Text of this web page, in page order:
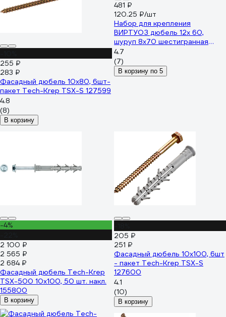
255 ₽
283 ₽
Фасадный дюбель 10х80, 6шт-
пакет Tech-Krep TSX-S 127599
4.8
(8)
В корзину
481 ₽
120.25 ₽/шт
Набор для крепления
ВИРТУОЗ дюбель 12х 60,
шуруп 8х70 шестигранная
головка, 4 шт. 00149
4.7
(7)
В корзину по 5
-4%
2 100 ₽
2 565 ₽
2 684 ₽
Фасадный дюбель Tech-Krep
TSX-500 10x100, 50 шт. накл.
155800
В корзину
205 ₽
251 ₽
Фасадный дюбель 10х100, 6шт
- пакет Tech-Krep TSX-S
127600
4.1
(10)
В корзину